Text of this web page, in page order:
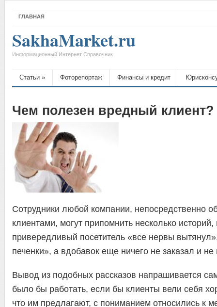
ГЛАВНАЯ
SakhaMarket.ru
Информационный Интернет Справочник
Статьи » Фоторепортаж Финансы и кредит
Чем полезен вредный клиент?
Сотрудники любой компании, непосредственно
клиентами, могут припомнить несколько историй,
привередливый посетитель «все нервы
печенки», а вдобавок еще ничего не заказал и не
Вывод из подобных рассказов напрашивается
было бы работать, если бы клиенты вели себя
что им предлагают, с пониманием относились к